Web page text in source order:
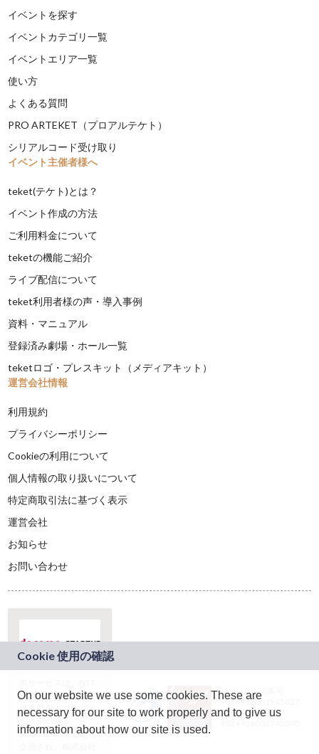
イベントを探す
イベントカテゴリ一覧
イベントエリア一覧
使い方
よくある質問
PRO ARTEKET（プロアルテケト）
シリアルコード受け取り
イベント主催者様へ
teket(テケト)とは？
イベント作成の方法
ご利用料金について
teketの機能ご紹介
ライブ配信について
teket利用者様の声・導入事例
資料・マニュアル
登録済み劇場・ホール一覧
teketロゴ・プレスキット（メディアキット）
運営会社情報
利用規約
プライバシーポリシー
Cookieの利用について
個人情報の取り扱いについて
特定商取引法に基づく表示
運営会社
お知らせ
お問い合わせ
ドコモグループの新
規事業創出プログラ
ム「docomo
STARTUP」を通じて
JASRAC許諾番号：
9024936001Y45037
JASRAC許諾番号：
On our website we use some cookies. These are
necessary for our site to work properly and to give us
information about how our site is used.